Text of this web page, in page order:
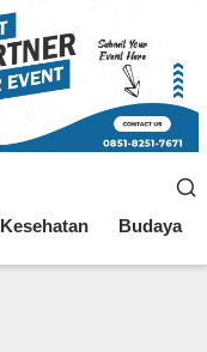
Kesehatan Budaya